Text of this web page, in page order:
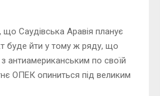
Саудівська Аравія планує
буде йти у тому ж ряду, що
антиамериканським по своїй
ОПЕК опиниться під великим